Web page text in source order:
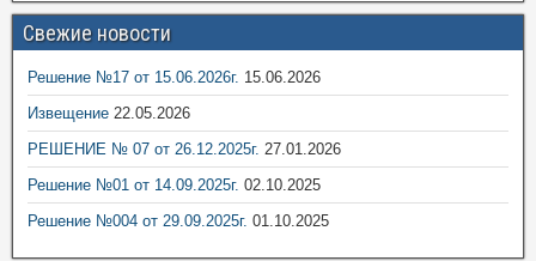
Свежие новости
Решение №17 от 15.06.2026г. 15.06.2026
Извещение 22.05.2026
РЕШЕНИЕ № 07 от 26.12.2025г. 27.01.2026
Решение №01 от 14.09.2025г. 02.10.2025
Решение №004 от 29.09.2025г. 01.10.2025